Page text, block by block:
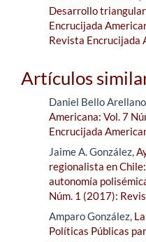
Desarrollo
Encrucijada
Revista Encrucijada
Artículos
Daniel Bello
Americana: Vol. 7
Encrucijada
Jaime A. González,
regionalista en
autonomía
Núm. 1 (2017):
Amparo González,
Políticas Públicas